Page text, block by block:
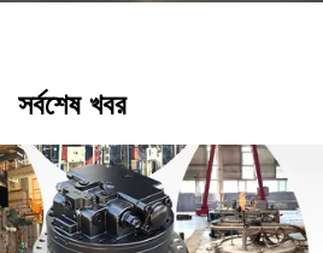
সর্বশেষ খবর